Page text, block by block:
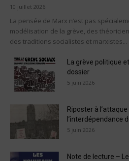
10 juillet 2026
La pensée de Marx n’est pas
modélisation de la grève, des
des traditions socialistes et marxistes...
La grève politique
dossier
5 juin 2026
Riposter à
l’interdépendance
5 juin 2026
Note de lecture –